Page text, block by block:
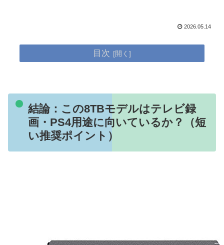
2026.05.14
目次
結論：この8TBモデルはテレビ録
画・PS4用途に向いているか？（短
い推奨ポイント）